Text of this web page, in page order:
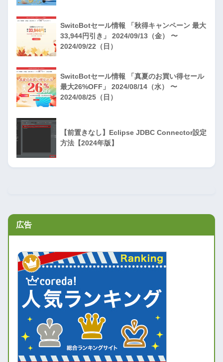
SwitcBotセール情報 「秋得キャンペーン 最大
33,944円引き」 2024/09/13（金） 〜
2024/09/22（日）
SwitcBotセール情報 「真夏のお買い得セール
最大26%OFF」 2024/08/14（水） 〜
2024/08/25（日）
【前置きなし】Eclipse JDBC Connector設定
方法【2024年版】
広告